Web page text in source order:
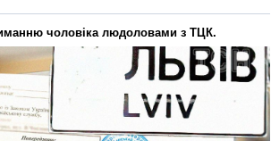
чоловіка людоловами з ТЦК.